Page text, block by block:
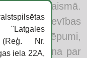
nākt gaismā.
un nodevības
un noslēpumi,
viņas zina par
Nr.
iela 22A,